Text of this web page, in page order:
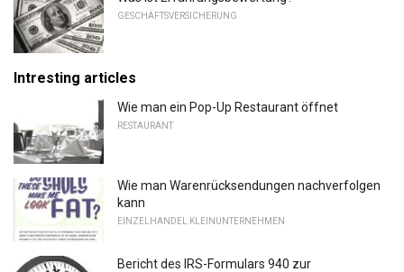
GESCHÄFTSVERSICHERUNG
Intresting articles
Wie man ein Pop-Up Restaurant öffnet
RESTAURANT
Wie man Warenrücksendungen nachverfolgen
kann
EINZELHANDEL KLEINUNTERNEHMEN
Bericht des IRS-Formulars 940 zur